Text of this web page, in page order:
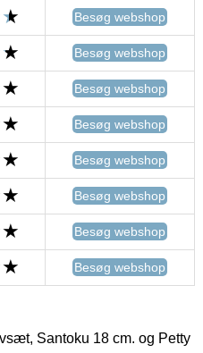
Besøg webshop
Besøg webshop
Besøg webshop
Besøg webshop
Besøg webshop
Besøg webshop
Besøg webshop
Besøg webshop
Santoku 18 cm. og Petty